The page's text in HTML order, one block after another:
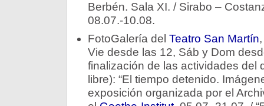
Berbén. Sala XI. / Sirabo –
08.07.-10.08.
FotoGalería del Teatro San Martín
Vie desde las 12, Sáb y Dom
finalización de las actividades del
libre): “El tiempo detenido.
exposición organizada por el